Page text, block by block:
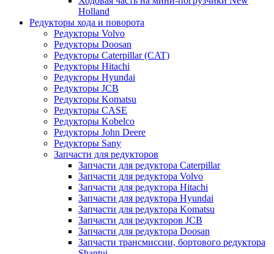
Holland
Редукторы хода и поворота
Редукторы Volvo
Редукторы Doosan
Редукторы Caterpillar (CAT)
Редукторы Hitachi
Редукторы Hyundai
Редукторы JCB
Редукторы Komatsu
Редукторы CASE
Редукторы Kobelco
Редукторы John Deere
Редукторы Sany
Запчасти для редукторов
Запчасти для редуктора Caterpillar
Запчасти для редуктора Volvo
Запчасти для редуктора Hitachi
Запчасти для редуктора Hyundai
Запчасти для редуктора Komatsu
Запчасти для редукторов JCB
Запчасти для редуктора Doosan
Запчасти трансмиссии, бортового редуктора